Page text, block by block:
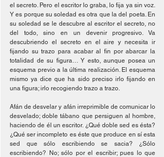
el secreto. Pero el escritor lo graba, lo fija ya sin voz.
Y es porque su soledad es otra que la del poeta. En
su soledad se le descubre al escritor el secreto, no
del todo, sino en un devenir progresivo. Va
descubriendo el secreto en el aire y necesita ir
fijando su trazo para acabar al fin por abarcar la
totalidad de su figura… Y esto, aunque posea un
esquema previo a la última realización. El esquema
mismo ya dice que ha sido preciso irlo fijando en
una figura; irlo recogiendo trazo a trazo.
Afán de desvelar y afán irreprimible de comunicar lo
desvelado; doble tábano que persiguen al hombre,
haciendo de él un escritor. ¿Qué doble sed es ésta?
¿Qué ser incompleto es éste que produce en sí esta
sed que sólo escribiendo se sacia? ¿Sólo
escribiendo? No; sólo por el escribir; pues lo que